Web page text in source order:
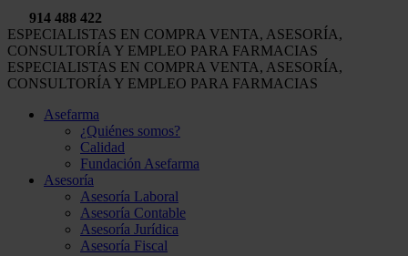
914 488 422
ESPECIALISTAS EN COMPRA VENTA, ASESORÍA,
CONSULTORÍA Y EMPLEO PARA FARMACIAS
ESPECIALISTAS EN COMPRA VENTA, ASESORÍA,
CONSULTORÍA Y EMPLEO PARA FARMACIAS
Asefarma
¿Quiénes somos?
Calidad
Fundación Asefarma
Asesoría
Asesoría Laboral
Asesoría Contable
Asesoría Jurídica
Asesoría Fiscal